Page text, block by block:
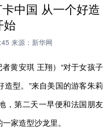
要闻 政务
民生
健康 图片
原创 长三角频道
中国 从一个好造
始
来源：新华网
安琪 王翔）“对于女孩子
型。”来自美国的游客朱莉
，第二天一早便和法国朋友
家造型沙龙里。